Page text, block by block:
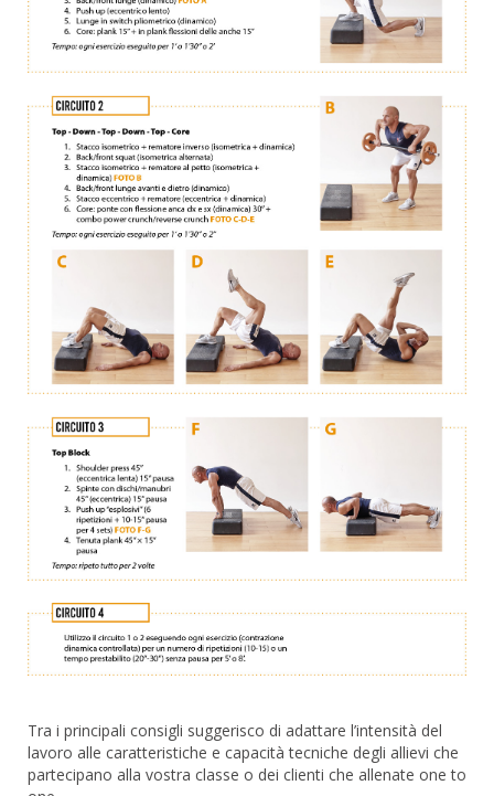
Tra i principali consigli suggerisco di adattare l’intensità del
lavoro alle caratteristiche e capacità tecniche degli allievi che
partecipano alla vostra classe o dei clienti che allenate one to